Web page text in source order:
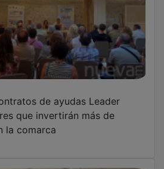
ayuda de 50.000 euros
200.000 euros del
la restauración de la